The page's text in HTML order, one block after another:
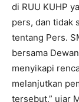
di RUU KUHP
pers, dan tidak
tentang Pers.
bersama
menyikapi
melanjutkan
tersebut,” ujar